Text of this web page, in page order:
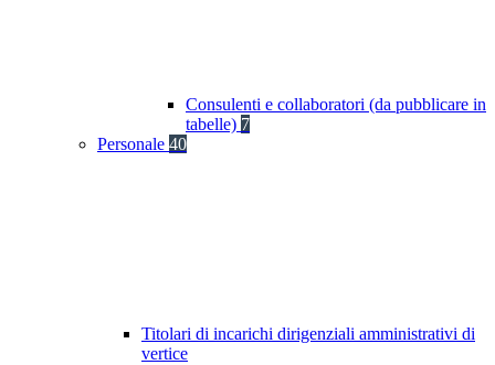
Consulenti e collaboratori (da pubblicare in
tabelle) 7
Personale 40
Titolari di incarichi dirigenziali amministrativi di
vertice